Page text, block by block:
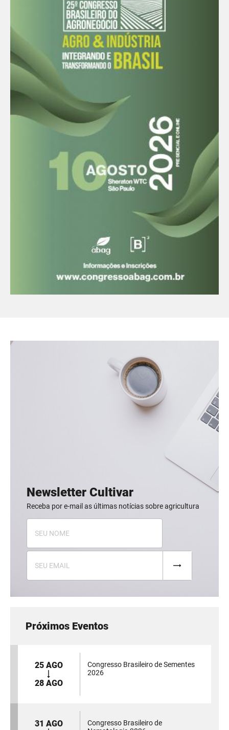
Newsletter Cultivar
Receba por e-mail as últimas notícias sobre agricultura
Próximos Eventos
25 AGO
28 AGO
Congresso Brasileiro de Sementes
2026
31 AGO
Congresso Brasileiro de